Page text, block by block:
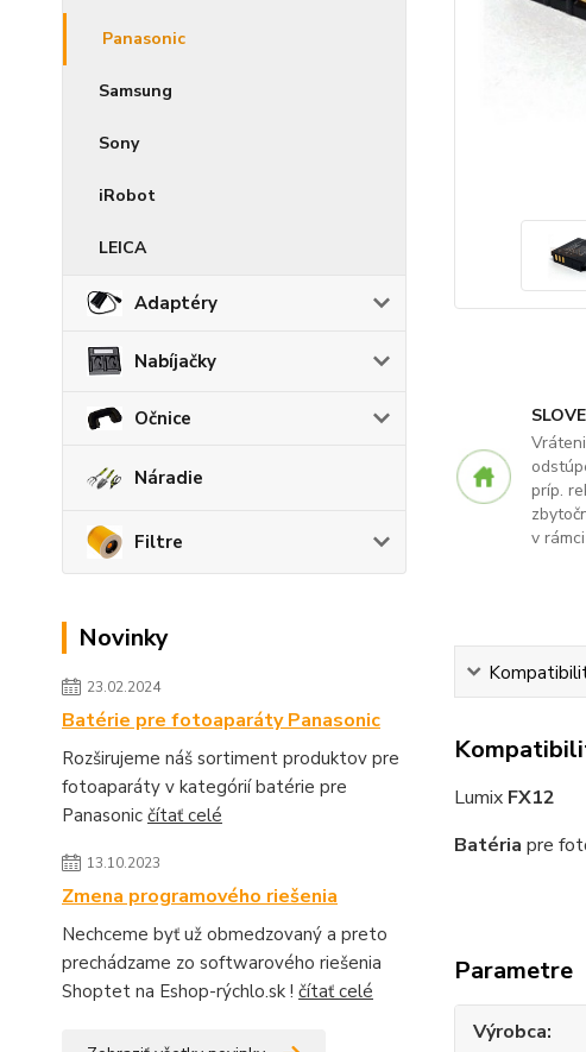
Panasonic
Samsung
Sony
iRobot
LEICA
Adaptéry
Nabíjačky
Očnice
Náradie
Filtre
Novinky
23.02.2024
Batérie pre fotoaparáty Panasonic
Rozširujeme náš sortiment produktov pre
fotoaparáty v kategórií batérie pre
Panasonic čítať celé
13.10.2023
Zmena programového riešenia
Nechceme byť už obmedzovaný a preto
prechádzame zo softwarového riešenia
Shoptet na Eshop-rýchlo.sk ! čítať celé
príp.
v
Lumix FX12
Batéria pre
Parametre
Výrobca